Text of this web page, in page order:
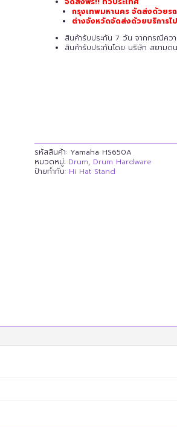
กรุงเทพมหานคร จัดส่งด้วยร
ต่างจังหวัดจัดส่งด้วยบริการไ
สินค้ารับประกัน 7 วัน จากกรณีคว
สินค้ารับประกันโดย บริษัท สยามด
รหัสสินค้า: Yamaha HS650A
หมวดหมู่: Drum, Drum Hardware
ป้ายกำกับ: Hi Hat Stand